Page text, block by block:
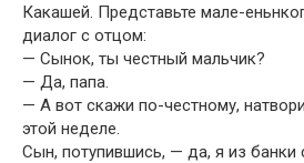
Какашей. Представьте мале-
диалог с отцом:
— Сынок, ты честный мальчик?
— Да, папа.
— А вот скажи по-честному,
этой неделе.
Сын, потупившись, — да, я из банки